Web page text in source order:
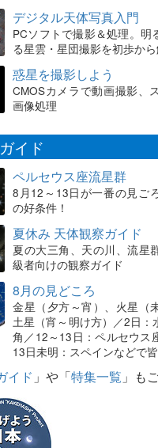
デジタル天体写真入門
PCソフトで撮影＆処理。明
る星雲・星団撮影を初歩か
惑星を撮影しよう
CMOSカメラで動画撮影、
画像処理
イド
ペルセウス座流星群
8月12～13日が一番の見ご
の好条件！
夏休み 天体観察ガイド
夏の大三角、天の川、流星
級者向けの観察ガイド
8月の見どころ
金星（夕方～宵）、火星（
土星（宵～明け方）／2日：
角／12～13日：ペルセウス
13日未明：スペインなどで
イド 」や「特集一覧 」も